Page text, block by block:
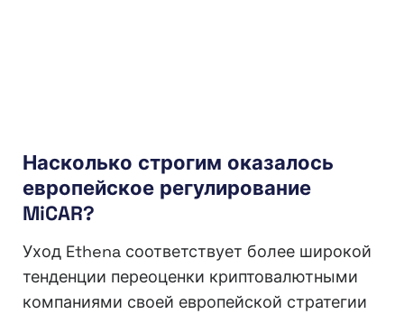
Насколько строгим оказалось
европейское регулирование
MiCAR?
Уход Ethena соответствует более широкой
тенденции переоценки криптовалютными
компаниями своей европейской стратегии